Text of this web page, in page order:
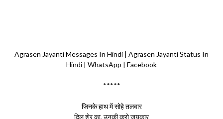
Agrasen Jayanti Messages In Hindi | Agrasen Jayanti Status In
Hindi | WhatsApp | Facebook
*****
जिनके हाथ में सोहे तलवार
दिल शेर का, उनकी करो जयकार